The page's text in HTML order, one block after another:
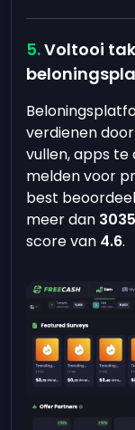
Voltooi
verdienen
vullen, apps te
melden voor
best
meer dan
score van 4.6.